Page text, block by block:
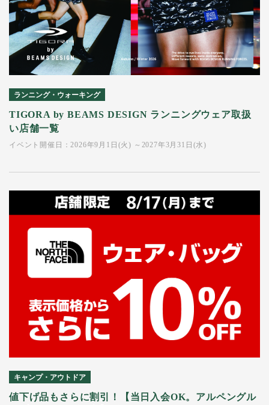
ランニング・ウォーキング
TIGORA by BEAMS DESIGN ランニングウェア取扱
い店舗一覧
イベント開催日：2026年9月1日(火) ～2027年3月31日(水)
キャンプ・アウトドア
値下げ品もさらに割引！【当日入会OK。アルペングル